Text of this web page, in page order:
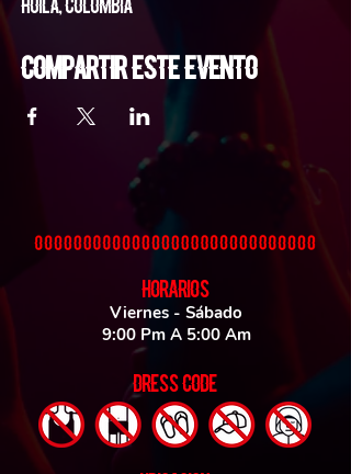
Huila, Colombia
Compartir este evento
HORARIOS
Viernes - Sábado
9:00 Pm A 5:00 Am
DRESS CODE